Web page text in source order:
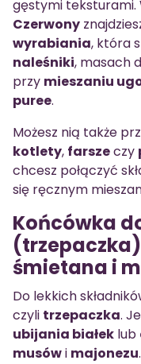
gęstymi teksturami.
Czerwony
wyrabiania, która
naleśniki, masach
przy mieszaniu
puree.
Możesz nią także
kotlety, farszeczy
chcesz połączyć
się ręcznym
Końcówka
śmietana i
Do lekkich
czyli trzepaczka.
ubijania białek lub
musówi majonezu.